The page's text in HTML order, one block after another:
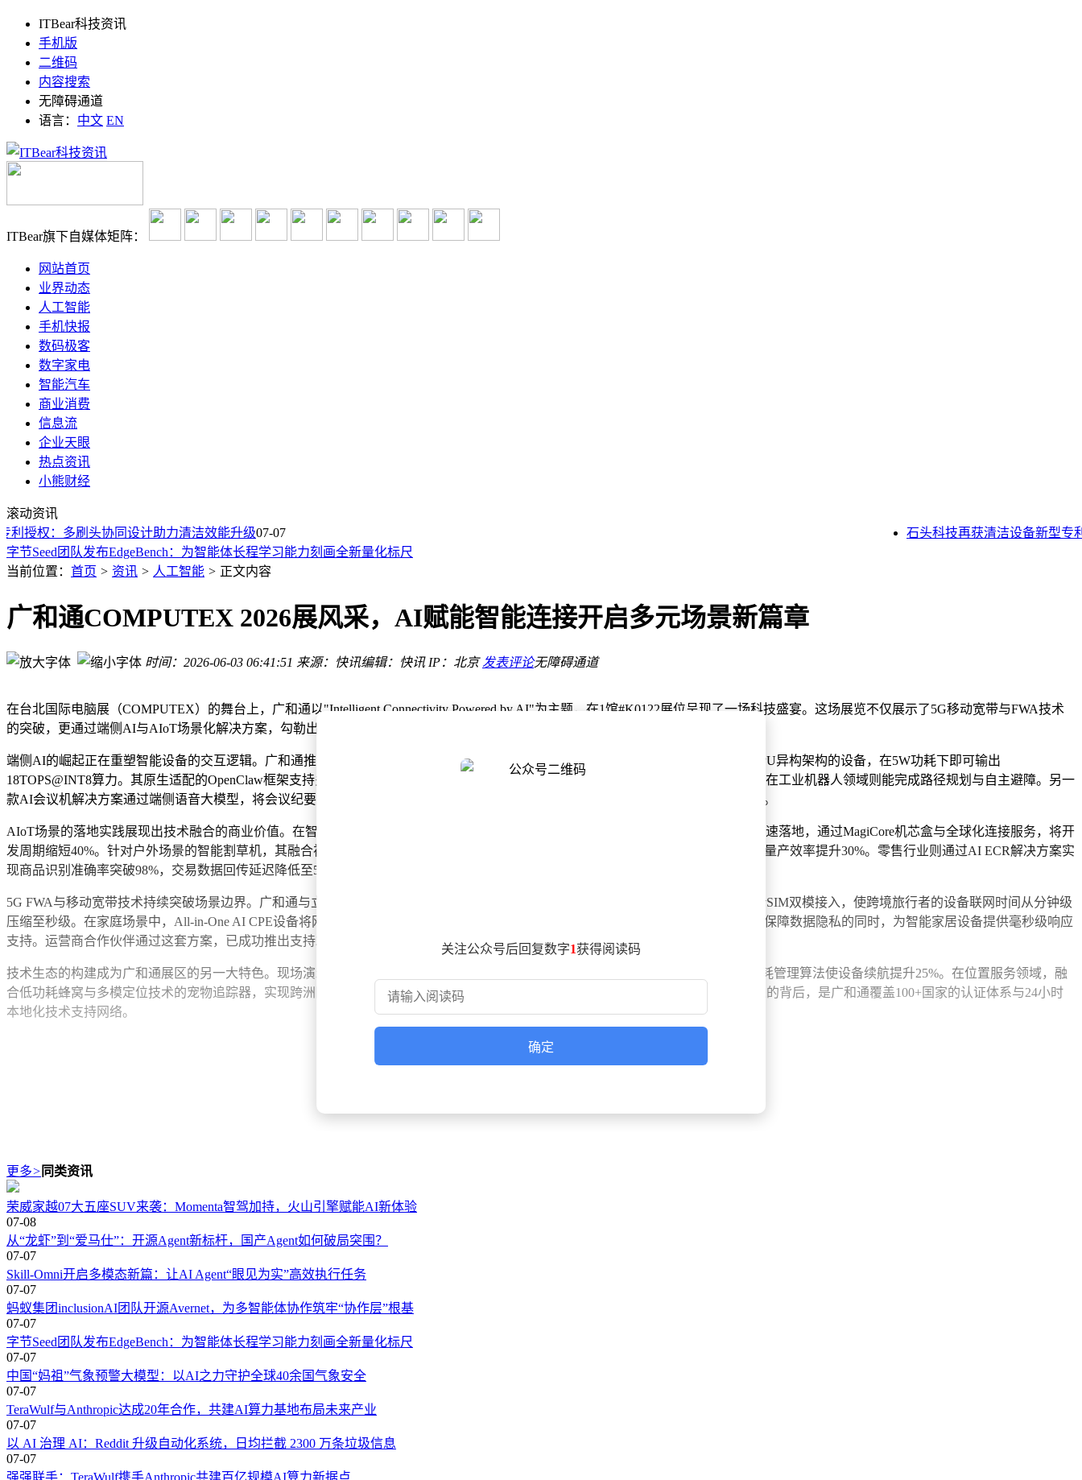
ITBear科技资讯
手机版
二维码
内容搜索
无障碍通道
语言： 中文 EN
ITBear旗下自媒体矩阵：
网站首页
业界动态
人工智能
手机快报
数码极客
数字家电
智能汽车
商业消费
信息流
企业天眼
热点资讯
小熊财经
滚动资讯
授权：多刷头协同设计助力清洁效能升级07-07 石头科技再获清洁设备新型专利
Skill-Omni开启多模态新篇：让AI Agent“眼见为实”高效执行任务
蚂蚁集团inclusionAI团队开源Avernet，为多智能体协作筑牢“协作层”根基
字节Seed团队发布EdgeBench：为智能体长程学习能力刻画全新量化标尺
中国“妈祖”气象预警大模型：以AI之力守护全球40余国气象安全
以 AI 治理 AI：Reddit 升级自动化系统，日均拦截 2300 万条垃圾信息
强强联手：TeraWulf携手Anthropic共建百亿规模AI算力新据点
蚂蚁集团开源Avernet：多智能体协作迎来新基础设施
智能体进化新刻度：字节Seed发布EdgeBench基准测试
Skill-Omni开启多模态新篇：让AI Agent“眼见为实”高效执行任务
当前位置： 首页 > 资讯 > 人工智能 > 正文内容
广和通COMPUTEX 2026展风采，AI赋能智能连接开启多元场景新篇章
时间：2026-06-03 06:41:51 来源：快讯编辑：快讯 IP：北京 发表评论无障碍通道
在台北国际电脑展（COMPUTEX）的舞台上，广和通以"Intelligent Connectivity Powered by AI"为主题，在1馆#K0122展位呈现了一场科技盛宴。这场展览不仅展示了5G移动宽带与FWA技术
的突破，更通过端侧AI与AIoT场景化解决方案，勾勒出智能连接时代的全新图景。
端侧AI的崛起正在重塑智能设备的交互逻辑。广和通推出的龙虾智算盒（Fibocom ClawBox）成为展会焦点，这款基于CPU、GPU与NPU异构架构的设备，在5W功耗下即可输出
18TOPS@INT8算力。其原生适配的OpenClaw框架支持多模态推理与本地化执行，在安防监控场景中可实现人脸识别与异常行为分析，在工业机器人领域则能完成路径规划与自主避障。另一
款AI会议机解决方案通过端侧语音大模型，将会议纪要生成时间压缩85%，同时以"数据不出域"架构确保金融、司法等场景的信息安全。
AIoT场景的落地实践展现出技术融合的商业价值。在智能陪伴领域，广和通提供的端云一体化方案已助力南通文旅"通通智能体"等IP快速落地，通过MagiCore机芯盒与全球化连接服务，将开
发周期缩短40%。针对户外场景的智能割草机，其融合视觉感知与RTK高精度定位技术，成功解决复杂庭院环境中的边界识别难题，使量产效率提升30%。零售行业则通过AI ECR解决方案实
现商品识别准确率突破98%，交易数据回传延迟降低至500ms以内。
5G FWA与移动宽带技术持续突破场景边界。广和通与立讯精密联合推出的新一代5G Dongle解决方案，通过支持全球主流频段与eSIM/vSIM双模接入，使跨境旅行者的设备联网时间从分钟级
压缩至秒级。在家庭场景中，All-in-One AI CPE设备将网络接入与边缘计算能力深度整合，其内置的NPU芯片可实现本地化AI推理，在保障数据隐私的同时，为智能家居设备提供毫秒级响应
支持。运营商合作伙伴通过这套方案，已成功推出支持200+终端同时接入的家庭网关产品。
技术生态的构建成为广和通展区的另一大特色。现场演示的5G通信模组矩阵覆盖从Sub-6GHz到毫米波的全频段需求，其搭载的智能功耗管理算法使设备续航提升25%。在位置服务领域，融
合低功耗蜂窝与多模定位技术的宠物追踪器，实现跨洲际信号覆盖与90天超长待机，为海外宠物市场提供可靠解决方案。这些技术成果的背后，是广和通覆盖100+国家的认证体系与24小时
本地化技术支持网络。
关注公众号后回复数字1获得阅读码
确定
更多> 同类资讯
荣威家越07大五座SUV来袭：Momenta智驾加持，火山引擎赋能AI新体验
07-08
从“龙虾”到“爱马仕”：开源Agent新标杆，国产Agent如何破局突围？
07-07
Skill-Omni开启多模态新篇：让AI Agent“眼见为实”高效执行任务
07-07
蚂蚁集团inclusionAI团队开源Avernet，为多智能体协作筑牢“协作层”根基
07-07
字节Seed团队发布EdgeBench：为智能体长程学习能力刻画全新量化标尺
07-07
中国“妈祖”气象预警大模型：以AI之力守护全球40余国气象安全
07-07
TeraWulf与Anthropic达成20年合作，共建AI算力基地布局未来产业
07-07
以 AI 治理 AI：Reddit 升级自动化系统，日均拦截 2300 万条垃圾信息
07-07
强强联手：TeraWulf携手Anthropic共建百亿规模AI算力新据点